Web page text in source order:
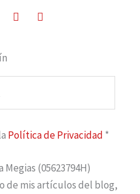
FacebookInstagram
Política de Privacidad *
Megias (05623794H)
de mis artículos del blog,